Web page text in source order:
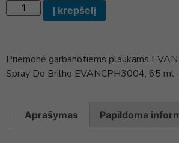
Į krepšelį
Priemonė garbanotiems plaukams
Spray De Brilho EVANCPH3004, 65 ml
Aprašymas Papildoma